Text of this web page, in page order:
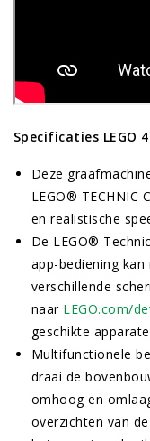
Specificaties LEGO
Deze
LEGO® TECHNIC
en realistische
De LEGO®
app-bediening
verschillende
naar LEGO.com/
geschikte
Multifunctionele
draai de
omhoog en
overzichten van